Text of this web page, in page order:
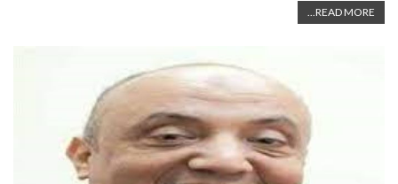
READ MORE...